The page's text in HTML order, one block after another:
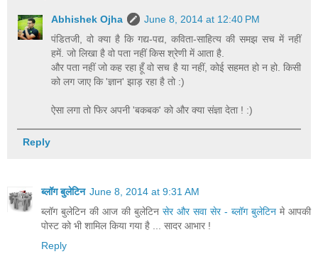
Abhishek Ojha
June 8, 2014 at 12:40 PM
पंडितजी, वो क्या है कि गद्य-पद्य, कविता-साहित्य की समझ सच में नहीं
हमें. जो लिखा है वो पता नहीं किस श्रेणी में आता है.
और पता नहीं जो कह रहा हूँ वो सच है या नहीं, कोई सहमत हो न हो. किसी
को लग जाए कि 'ज्ञान' झाड़ रहा है तो :)
ऐसा लगा तो फिर अपनी 'बकबक' को और क्या संज्ञा देता ! :)
Reply
ब्लॉग बुलेटिन June 8, 2014 at 9:31 AM
ब्लॉग बुलेटिन की आज की बुलेटिन सेर और सवा सेर - ब्लॉग बुलेटिन मे आपकी
पोस्ट को भी शामिल किया गया है ... सादर आभार !
Reply